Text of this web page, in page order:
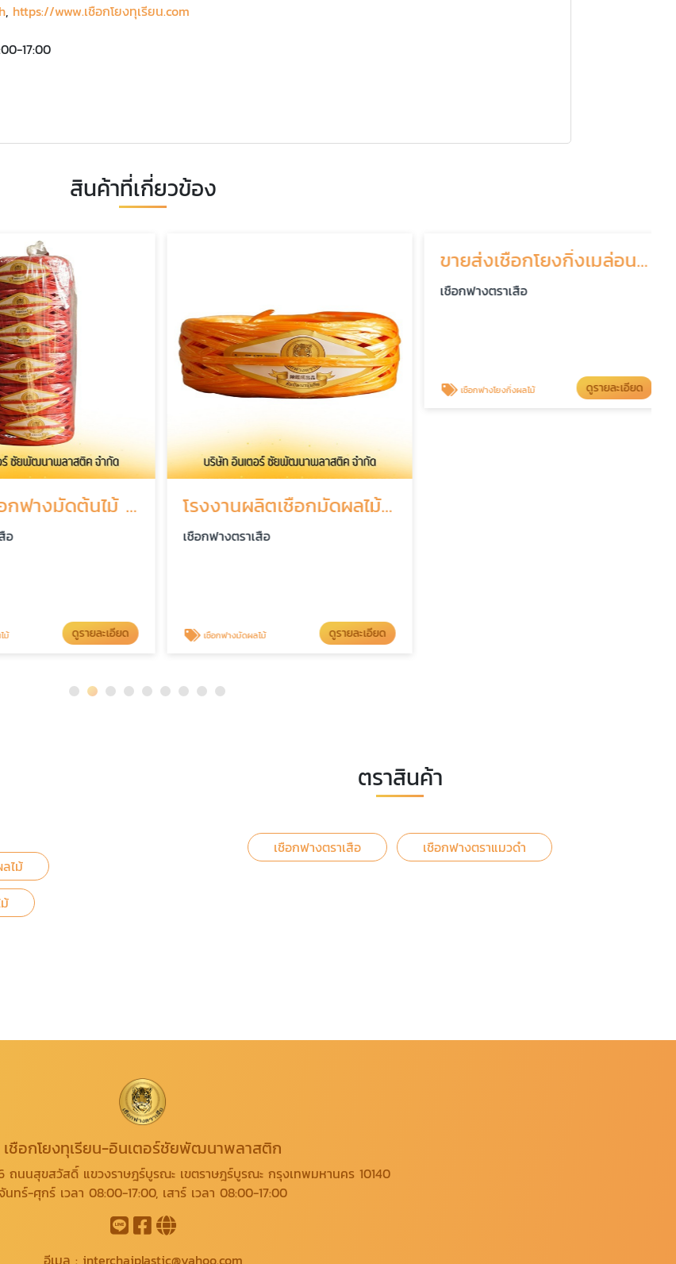
, https://www.เชือกโยงทุเรียน.com
17:00
สินค้าที่เกี่ยวข้อง
ขายส่งเชือกฟางมัดต้นไม้ ราคาถูก
ดูรายละเอียด
โรงงานผลิตเชือกมัดผลไม้-เชือกฟางคุณภาพราคาถูก
เชือกฟางตราเสือ
เชือกฟางมัดผลไม้ ดูรายละเอียด
ไม้
ตราสินค้า
เชือกฟางตราเสือ เชือกฟางตราแมวดำ
เชือกโยงทุเรียน-อินเตอร์ชัยพัฒนาพลาสติก
นนสุขสวัสดิ์ แขวงราษฎร์บูรณะ เขตราษฎร์บูรณะ กรุงเทพมหานคร 10140
นทร์-ศุกร์ เวลา 08:00-17:00, เสาร์ เวลา 08:00-17:00
อีเมล : interchaiplastic@yahoo.com